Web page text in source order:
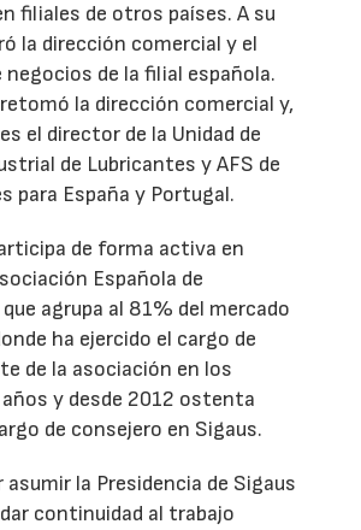
filiales de otros países. A su
la dirección comercial y el
negocios de la filial española.
la dirección comercial y,
el director de la Unidad de
de Lubricantes y AFS de
para España y Portugal.
de forma activa en
Española de
agrupa al 81% del mercado
ha ejercido el cargo de
de la asociación en los
y desde 2012 ostenta
de consejero en Sigaus.
asumir la Presidencia de Sigaus
continuidad al trabajo